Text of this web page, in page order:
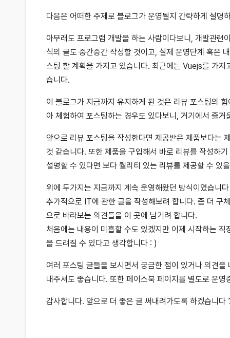
다음은 어떠한 주제로 블로그가 운영될지 간략하게 설명
아무래도 프로그램 개발을 하는 사람이다보니, 개발관련
식의 글도 중간중간 작성할 것이고, 실제 운영단계 혹은
스팅 할 계획을 가지고 있습니다. 최근에는 Vuejs를 가
습니다.
이 블로그가 지금까지 유지하게 된 것은 리뷰 포스팅의
아 체험하여 포스팅하는 경우도 있다보니, 거기에서 즐
앞으로 리뷰 포스팅을 작성한다면 제공받은 제품보다는
것 같습니다. 또한 제품을 구입해서 바로 리뷰를 작성하
설명할 수 있다면 보다 퀄리티 있는 리뷰를 제공할 수 있
위에 두가지는 지금까지 계속 운영해왔던 방식이였습니
추가적으로 IT에 관한 글을 작성해보려 합니다. 좀 더 구
으로 바라보는 의견들을 이 곳에 남기려 합니다.
처음에는 내용이 미흡할 수도 있겠지만 이제 시작하는
을 드려질 수 있다고 생각합니다 : )
여러 포스팅 글들을 보시면서 궁금한 점이 있거나 의견
내주셔도 좋습니다. 또한 페이스북 페이지를 별도로 운
감사합니다. 앞으로 더 좋은 글 써내려가도록 하겠습니다